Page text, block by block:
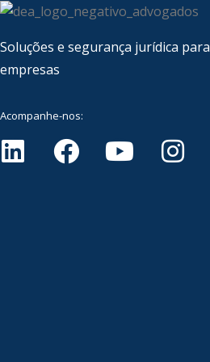
Soluções e segurança jurídica para
empresas
Acompanhe-nos: